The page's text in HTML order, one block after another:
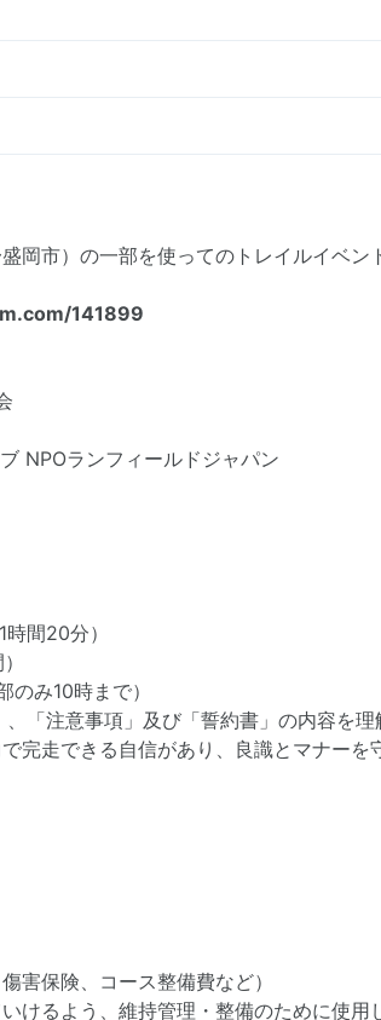
岡市）の一部を使ってのトレイルイベン
141899
NPOランフィールドジャパン
間20分）
み10時まで）
「注意事項」及び「誓約書」の内容を理
完⾛できる⾃信があり、良識とマナーを
害保険、コース整備費など）
けるよう、維持管理・整備のために使⽤